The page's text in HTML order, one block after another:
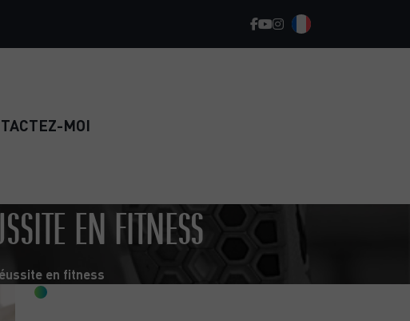
MOI
EN FITNESS
en fitness